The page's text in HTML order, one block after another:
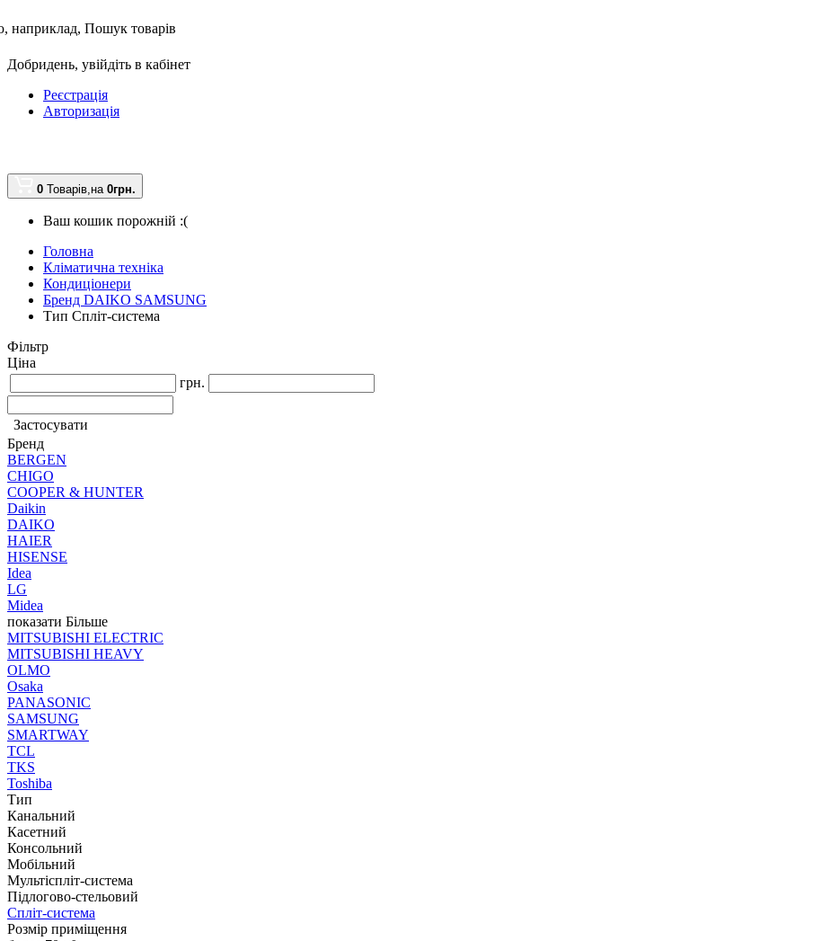
наприклад, Пошук товарів
Добридень, увійдіть в кабінет
Реєстрація
Авторизація
0 Товарів,на 0грн.
Ваш кошик порожній :(
Головна
Кліматична техніка
Кондиціонери
Бренд DAIKO SAMSUNG
Тип Спліт-система
Фільтр
Ціна
грн.
Застосувати
Бренд
BERGEN
CHIGO
COOPER & HUNTER
Daikin
DAIKO
HAIER
HISENSE
Idea
LG
Midea
показати Більше
MITSUBISHI ELECTRIC
MITSUBISHI HEAVY
OLMO
Osaka
PANASONIC
SAMSUNG
SMARTWAY
TCL
TKS
Toshiba
Тип
Канальний
Касетний
Консольний
Мобільний
Мультіспліт-система
Підлогово-стельовий
Спліт-система
Розмір приміщення